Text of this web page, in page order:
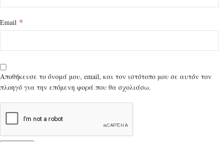
Email *
Αποθήκευσε το όνομά μου, email, και τον ιστότοπο μου σε αυτόν τον
πλοηγό για την επόμενη φορά που θα σχολιάσω.